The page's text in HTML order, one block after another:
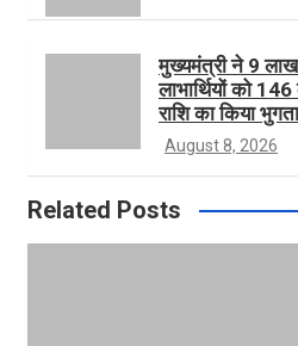
मुख्यमंत्री ने 9
लाभार्थियों को
राशि का किया
August 8, 2026
Related Posts